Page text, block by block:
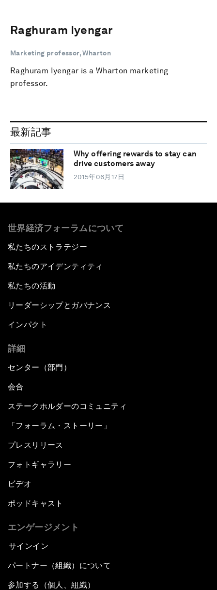
Raghuram Iyengar
Marketing professor, Wharton
Raghuram Iyengar is a Wharton marketing
professor.
最新記事
Why offering rewards to stay can
drive customers away
2015年06月17日
世界経済フォーラムについて
私たちのストラテジー
私たちのアイデンティティ
私たちの活動
リーダーシップとガバナンス
インパクト
詳細
センター（部門）
会合
ステークホルダーのコミュニティ
「フォーラム・ストーリー」
プレスリリース
フォトギャラリー
ビデオ
ポッドキャスト
エンゲージメント
サインイン
パートナー（組織）について
参加する（個人、組織）